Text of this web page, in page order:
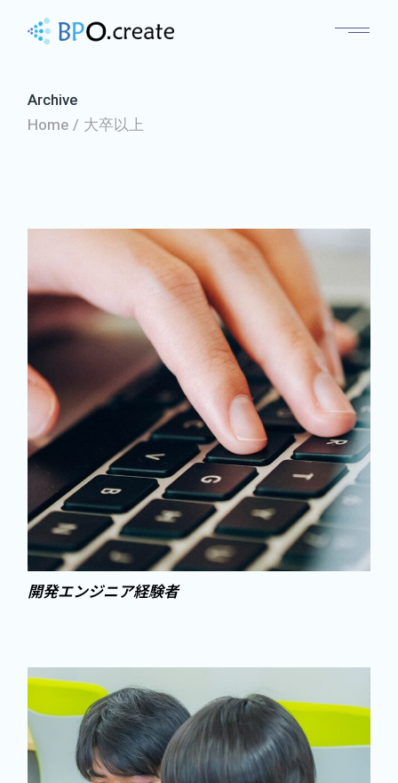
Archive
Home
大卒以上
開発エンジニア経験者